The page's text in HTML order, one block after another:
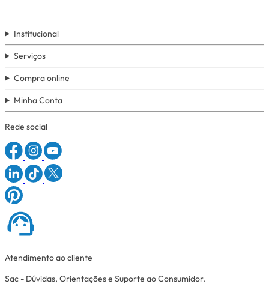
Institucional
Serviços
Compra online
Minha Conta
Rede social
Atendimento ao cliente
Sac - Dúvidas, Orientações e Suporte ao Consumidor.